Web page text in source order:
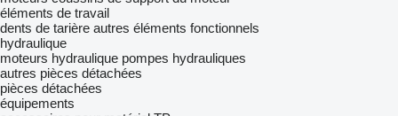
éléments de travail
dents de tarière autres éléments fonctionnels
hydraulique
moteurs hydraulique pompes hydrauliques
autres pièces détachées
pièces détachées
équipements